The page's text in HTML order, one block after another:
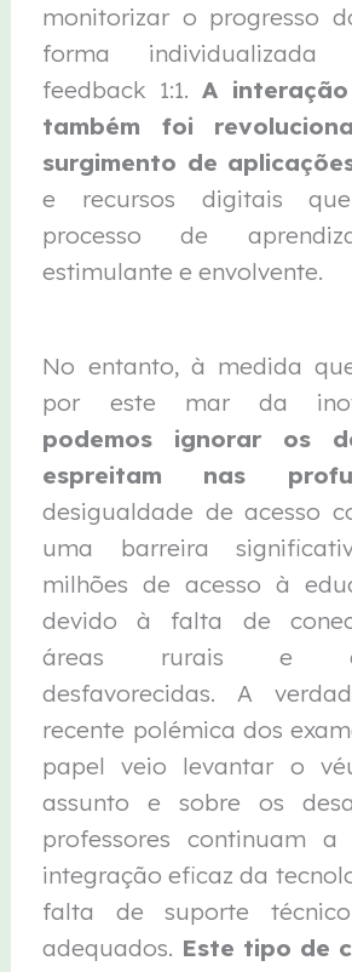
monitorizar o progresso
forma
feedback 1:1.A
também foi
surgimento de
e recursos digitais
processo de
estimulante e envolvente.
No entanto, à medida
por este mar da
podemos ignorar os
espreitam nas
desigualdade de acesso
uma barreira
milhões de acesso à
devido à falta de
áreas rurais e
desfavorecidas. A
recente polémica dos
papel veio levantar o
assunto e sobre os
professores continuam a
integração eficaz da
falta de suporte
adequados. Este tipo de